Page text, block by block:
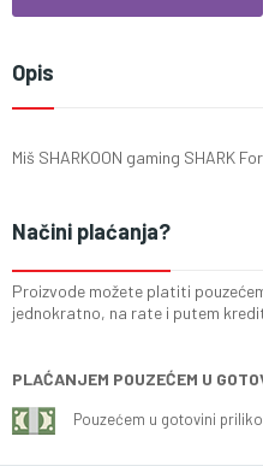
Opis
Miš SHARKOON gaming SHARK
Načini plaćanja?
Proizvode možete platiti
jednokratno, na rate i putem
PLAĆANJEM POUZEĆEM U
Pouzećem u gotovini